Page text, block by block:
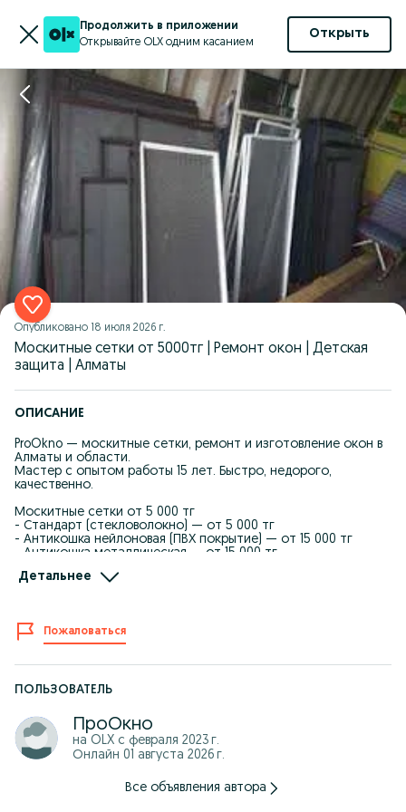
Продолжить в приложении
Открывайте OLX одним касанием
Открыть
Опубликовано 18 июля 2026 г.
Москитные сетки от 5000тг | Ремонт окон | Детская
защита | Алматы
ОПИСАНИЕ
ProOkno — москитные сетки, ремонт и изготовление окон в
Алматы и области.
Мастер с опытом работы 15 лет. Быстро, недорого,
качественно.
Москитные сетки от 5 000 тг
- Стандарт (стекловолокно) — от 5 000 тг
- Антикошка нейлоновая (ПВХ покрытие) — от 15 000 тг
- Антикошка металлическая — от 15 000 тг
- Плиссе, раздвижные, на петлях — под заказ
- Покраска под любой цвет — под заказ
- Срок изготовления: 1-3 рабочих дня
Внутренняя сетка — вставляется с внутренней стороны за 2
Не выбивается ветром. Защищает от мелких насекомых и
АНТИПЫЛЬЦА Poll-Tex — сертификат ECARF, производство
Голландия
Задерживает: 99,7% берёзовой пыльцы, 100% пыльцы летних
до 93% пыльцы амброзии, до 85% пыли и смога.
Детальнее
Пожаловаться
ПОЛЬЗОВАТЕЛЬ
ПроОкно
на OLX с февраля 2023 г.
Онлайн 01 августа 2026 г.
Все объявления автора